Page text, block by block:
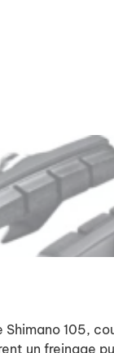
Shimano 105,
un freinage